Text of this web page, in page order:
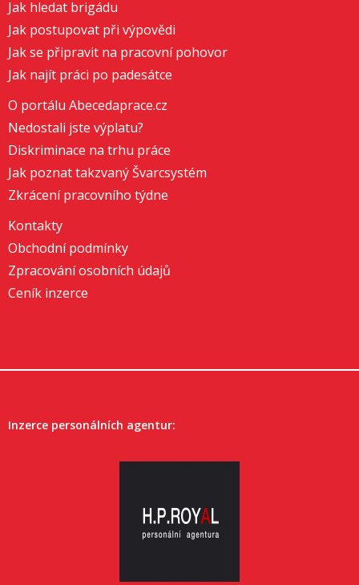
Jak hledat brigádu
Jak postupovat při výpovědi
Jak se připravit na pracovní pohovor
Jak najít práci po padesátce
O portálu Abecedaprace.cz
Nedostali jste výplatu?
Diskriminace na trhu práce
Jak poznat takzvaný Švarcsystém
Zkrácení pracovního týdne
Kontakty
Obchodní podmínky
Zpracování osobních údajů
Ceník inzerce
Inzerce personálních agentur: